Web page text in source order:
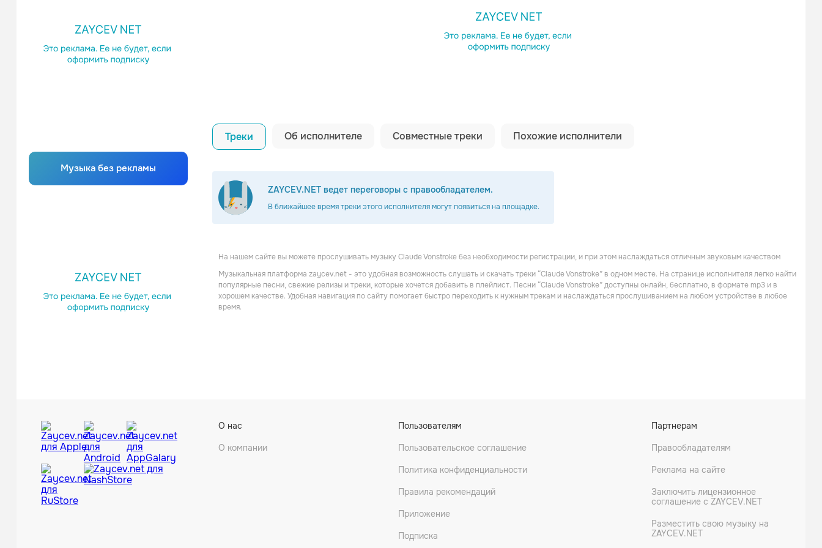
Музыка без рекламы
Копировать ссылку
Треки Об исполнителе Совместные треки Похожие исполнители
ZAYCEV.NET ведет переговоры с правообладателем.
В ближайшее время треки этого исполнителя могут появиться на площадке.
J. Worra
Электроника
Christian Martin Billy Kenny
Танцевальная
Walker & Royce
Танцевальная
Booka Shade
Электроника
Танцевальная
На нашем сайте вы можете прослушивать музыку Claude Vonstroke без необходимости регистрации, и при этом наслаждаться отличным звуковым качеством
Музыкальная платформа zaycev.net - это удобная возможность слушать и скачать треки “Claude Vonstroke” в одном месте. На странице исполнителя легко найти
популярные песни, свежие релизы и треки, которые хочется добавить в плейлист. Песни “Claude Vonstroke” доступны онлайн, бесплатно, в формате mp3 и в
хорошем качестве. Удобная навигация по сайту помогает быстро переходить к нужным трекам и наслаждаться прослушиванием на любом устройстве в любое
время.
О нас
О компании
Пользователям
Пользовательское соглашение
Политика конфиденциальности
Правила рекомендаций
Приложение
Подписка
Партнерам
Правообладателям
Реклама на сайте
Заключить лицензионное
соглашение с ZAYCEV.NET
Разместить свою музыку на
ZAYCEV.NET